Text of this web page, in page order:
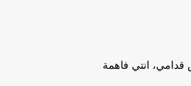
انتي فاهمة